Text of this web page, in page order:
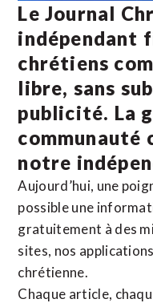
Le Journal
indépendant
chrétiens
libre, sans
publicité. La
communauté
notre
Aujourd’hui, une
possible une
gratuitement à des
sites, nos applications
chrétienne.
Chaque article,